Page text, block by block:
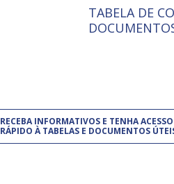
ISO 9001:
A
TABELA DE
RECEBA INFORMATIVOS E TENHA ACESSO
RÁPIDO À TABELAS E DOCUMENTOS